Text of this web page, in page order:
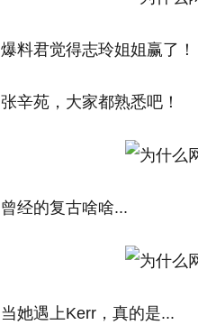
爆料君觉得志玲姐姐赢了！
张辛苑，大家都熟悉吧！
曾经的复古啥啥...
当她遇上Kerr，真的是...